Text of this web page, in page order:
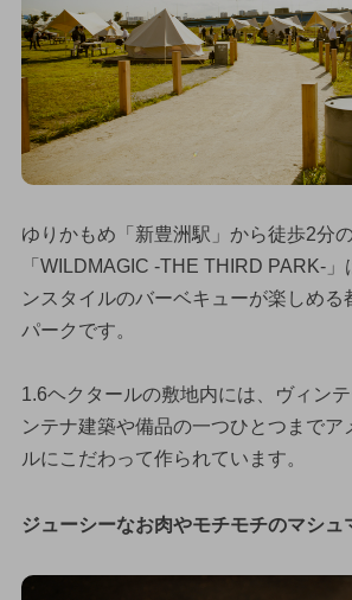
ゆりかもめ「新豊洲駅」から徒歩2分
「WILDMAGIC -THE THIRD PARK-
ンスタイルのバーベキューが楽しめる
パークです。
1.6ヘクタールの敷地内には、ヴィン
ンテナ建築や備品の一つひとつまでア
ルにこだわって作られています。
ジューシーなお肉やモチモチのマシュ